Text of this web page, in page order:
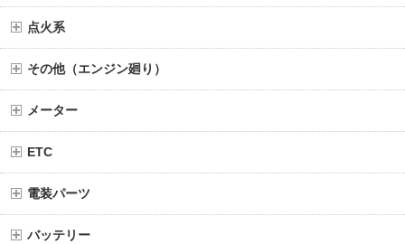
点火系
その他（エンジン廻り）
メーター
ETC
電装パーツ
バッテリー